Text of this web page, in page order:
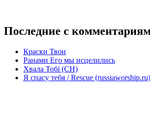
Последние с
Краски Твои
Ранами Его мы исцелились
Хвала Тобі (СН)
Я спасу тебя / Rescue (russiaworship.ru)